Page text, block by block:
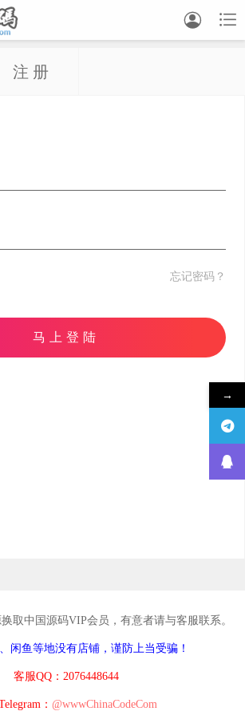


注 册
忘记密码？
马上登陆
取中国源码VIP会员，有意者请与客服联系。
闲鱼等地没有店铺，谨防上当受骗！
客服QQ：2076448644
： @wwwChinaCodeCom
→